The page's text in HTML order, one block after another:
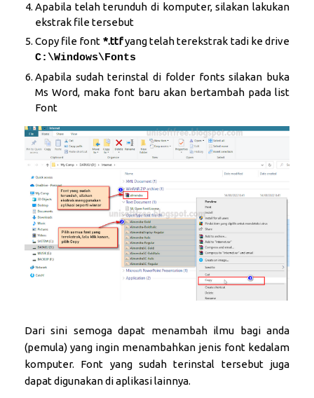
Apabila telah terunduh di komputer, silakan lakukan
ekstrak file tersebut
Copy file font *.ttfyang telah terekstrak tadi ke drive
C:\Windows\Fonts
Apabila sudah terinstal di folder fonts silakan buka
Ms Word, maka font baru akan bertambah pada list
Font
Dari sini semoga dapat menambah ilmu bagi anda
(pemula) yang ingin menambahkan jenis font kedalam
komputer. Font yang sudah terinstal tersebut juga
dapat digunakan di aplikasi lainnya.